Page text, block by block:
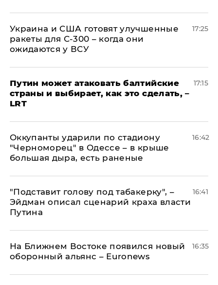
Украина и США готовят улучшенные
ракеты для С-300 – когда они
ожидаются у ВСУ
17:25
Путин может атаковать балтийские
страны и выбирает, как это сделать, –
LRT
17:15
Оккупанты ударили по стадиону
"Черноморец" в Одессе – в крыше
большая дыра, есть раненые
16:42
​"Подставит голову под табакерку", –
Эйдман описал сценарий краха власти
Путина
16:41
На Ближнем Востоке появился новый
оборонный альянс – Euronews
16:35